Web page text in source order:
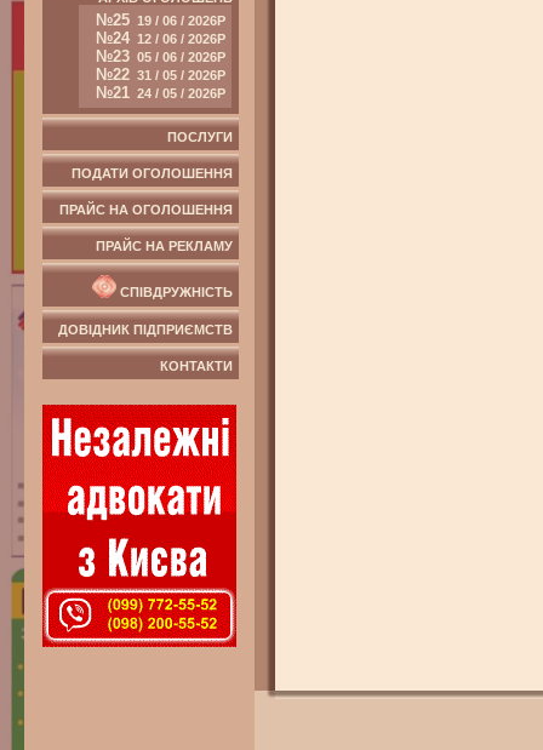
№25 19 / 06 / 2026Р
№24 12 / 06 / 2026Р
№23 05 / 06 / 2026Р
№22 31 / 05 / 2026Р
№21 24 / 05 / 2026Р
ПОСЛУГИ
ПОДАТИ ОГОЛОШЕННЯ
ПРАЙС НА ОГОЛОШЕННЯ
ПРАЙС НА РЕКЛАМУ
СПІВДРУЖНІСТЬ
ДОВІДНИК ПІДПРИЄМСТВ
КОНТАКТИ